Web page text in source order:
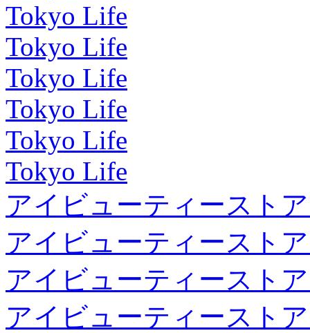
Tokyo Life
Tokyo Life
Tokyo Life
Tokyo Life
Tokyo Life
Tokyo Life
アイビューティースト
アイビューティースト
アイビューティースト
アイビューティースト